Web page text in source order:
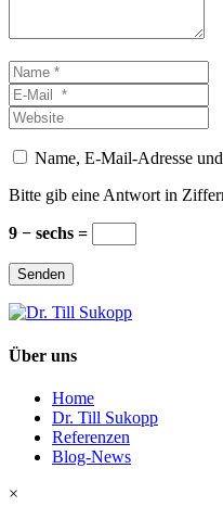
Name
*E-
Mail
*
Website
Name, E-Mail-Adresse
Bitte gib eine Antwort in
9 − sechs =
Senden
Über uns
Home
Dr. Till Sukopp
Referenzen
Blog-News
×